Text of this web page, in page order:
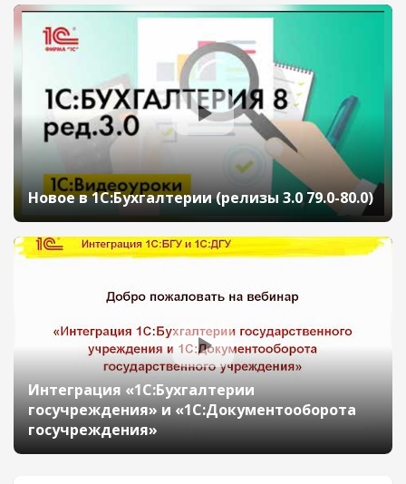
Новое в 1С:Бухгалтерии (релизы 3.0 79.0-80.0)
Интеграция «1С:Бухгалтерии
госучреждения» и «1С:Документооборота
госучреждения»